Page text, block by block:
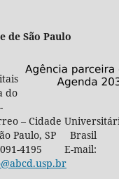
de São Paulo
do
– Cidade
Paulo, SP Brasil
4195 E-mail: